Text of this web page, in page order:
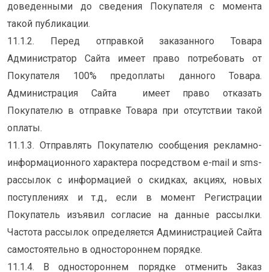
доведенными до сведения Покупателя с момента
такой публикации.
11.1.2. Перед отправкой заказанного Товара
Администратор Сайта имеет право потребовать от
Покупателя 100% предоплаты данного Товара.
Администрация Сайта имеет право отказать
Покупателю в отправке Товара при отсутствии такой
оплаты.
11.1.3. Отправлять Покупателю сообщения рекламно-
информационного характера посредством e-mail и sms-
рассылок с информацией о скидках, акциях, новых
поступлениях и т.д., если в момент Регистрации
Покупатель изъявил согласие на данные рассылки.
Частота рассылок определяется Администрацией Сайта
самостоятельно в одностороннем порядке.
11.1.4. В одностороннем порядке отменить Заказ